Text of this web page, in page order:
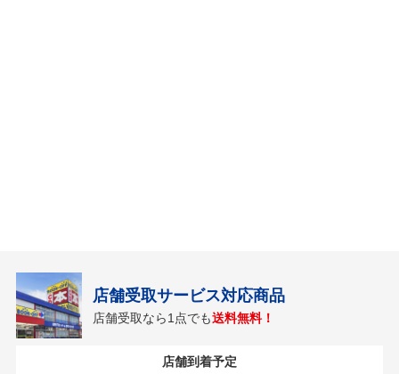
店舗受取サービス対応商品
店舗受取なら1点でも送料無料！
店舗到着予定